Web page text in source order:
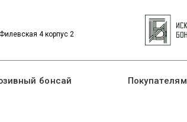
4 корпус 2
бонсай Покупателям